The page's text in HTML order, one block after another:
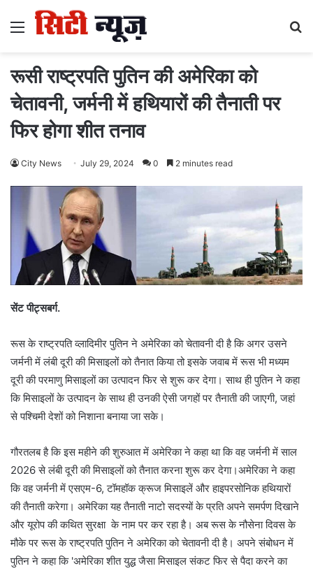
Menu
रूसी राष्ट्रपति पुतिन की अमेरिका को
चेतावनी, जर्मनी में हथियारों की तैनाती पर
फिर होगा शीत तनाव
City News July 29, 2024 0 2 minutes read
सेंट पीट्सबर्ग.
रूस के राष्ट्रपति व्लादिमीर पुतिन ने अमेरिका को चेतावनी दी है कि अगर उसने
जर्मनी में लंबी दूरी की मिसाइलों को तैनात किया तो इसके जवाब में रूस भी मध्यम
दूरी की परमाणु मिसाइलों का उत्पादन फिर से शुरू कर देगा। साथ ही पुतिन ने कहा
कि मिसाइलों के उत्पादन के साथ ही उनकी ऐसी जगहों पर तैनाती की जाएगी, जहां
से पश्चिमी देशों को निशाना बनाया जा सके।
गौरतलब है कि इस महीने की शुरुआत में अमेरिका ने कहा था कि वह जर्मनी में साल
2026 से लंबी दूरी की मिसाइलों को तैनात करना शुरू कर देगा।अमेरिका ने कहा
कि वह जर्मनी में एसएम-6, टॉमहॉक क्रूज मिसाइलें और हाइपरसोनिक हथियारों
की तैनाती करेगा। अमेरिका यह तैनाती नाटो सदस्यों के प्रति अपने समर्पण दिखाने
और यूरोप की कथित सुरक्षा के नाम पर कर रहा है। अब रूस के नौसेना दिवस के
मौके पर रूस के राष्ट्रपति पुतिन ने अमेरिका को चेतावनी दी है। अपने संबोधन में
पुतिन ने कहा कि 'अमेरिका शीत युद्ध जैसा मिसाइल संकट फिर से पैदा करने का